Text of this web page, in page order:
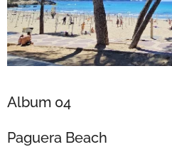
Album 04
Paguera Beach